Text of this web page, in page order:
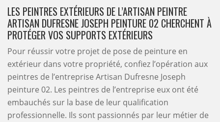
LES PEINTRES EXTÉRIEURS DE L’ARTISAN PEINTRE
ARTISAN DUFRESNE JOSEPH PEINTURE 02 CHERCHENT À
PROTÉGER VOS SUPPORTS EXTÉRIEURS
Pour réussir votre projet de pose de peinture en
extérieur dans votre propriété, confiez l’opération aux
peintres de l’entreprise Artisan Dufresne Joseph
peinture 02. Les peintres de l’entreprise eux ont été
embauchés sur la base de leur qualification
professionnelle. Ils sont passionnés par leur métier de